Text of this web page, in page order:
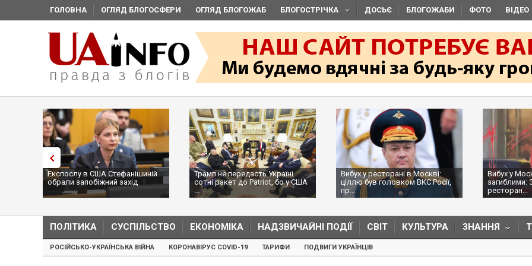
ГОЛОВНА ОГЛЯД БЛОГОСФЕРИ ОГЛЯД БЛОГОЖАБ БЛОГОСТРІЧКА ДОСЬЄ БЛОГОЖАБИ ФОТО ВІДЕО
Експослу в США Стефанішиній
обрали запобіжний захід
Трамп не передасть Україні
сотні ракет до Patriot, бо у США
...
Вибух у ресторані в Москві:
ціллю був головком ВКС Росії,
пр...
Вибух у
загиблими:
ресторан...
ПОЛІТИКА СУСПІЛЬСТВО ЕКОНОМІКА НАДЗВИЧАЙНІ ПОДІЇ СВІТ КУЛЬТУРА ЗНАННЯ
РОСІЙСЬКО-УКРАЇНСЬКА ВІЙНА КОРОНАВІРУС COVID-19 ТАРИФИ ПОДВИГИ УКРАЇНЦІВ